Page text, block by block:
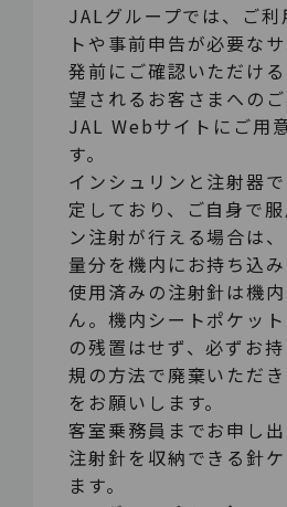
JALグループでは、ご利
トや事前申告が必要な
発前にご確認いただけ
望されるお客さまへの
JAL Webサイトにご用
す。
インシュリンと注射器
定しており、ご自身で
ン注射が行える場合は
量分を機内にお持ち込
使用済みの注射針は機
ん。機内シートポケッ
の残置はせず、必ずお
規の方法で廃棄いただ
をお願いします。
客室乗務員までお申し出
注射針を収納できる針
ます。